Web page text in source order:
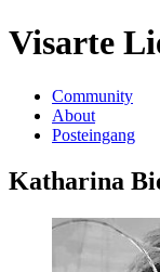
Visarte
Community
About
Posteingang
Katharina